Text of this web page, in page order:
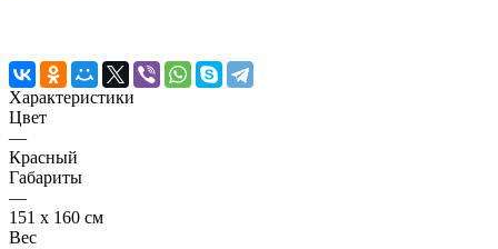
Характеристики
Цвет
—
Красный
Габариты
—
151 x 160 см
Вес